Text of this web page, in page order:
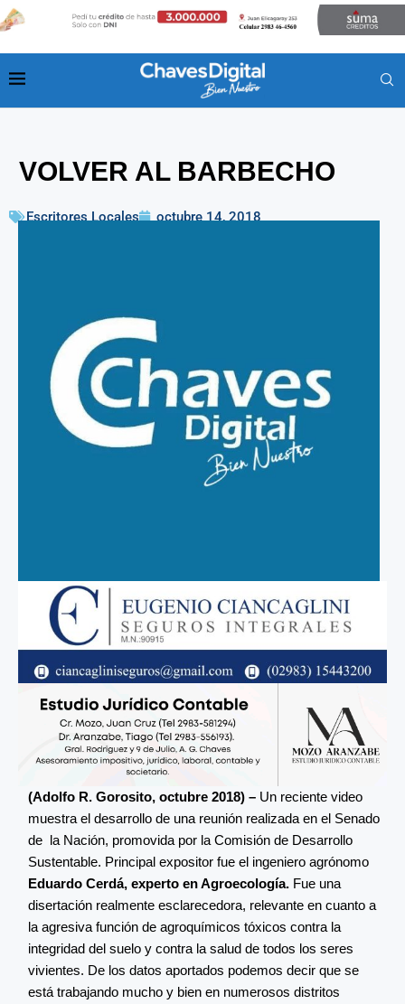
VOLVER AL BARBECHO
Escritores Locales octubre 14, 2018
(Adolfo R. Gorosito, octubre 2018) – Un reciente video
muestra el desarrollo de una reunión realizada en el Senado
de la Nación, promovida por la Comisión de Desarrollo
Sustentable. Principal expositor fue el ingeniero agrónomo
Eduardo Cerdá, experto en Agroecología. Fue una
disertación realmente esclarecedora, relevante en cuanto a
la agresiva función de agroquímicos tóxicos contra la
integridad del suelo y contra la salud de todos los seres
vivientes. De los datos aportados podemos decir que se
está trabajando mucho y bien en numerosos distritos